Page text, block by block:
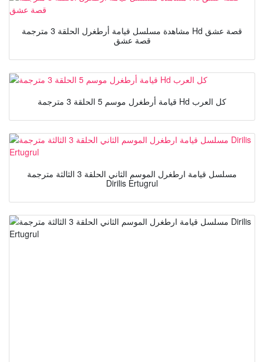
مشاهدة مسلسل قيامة أرطغرل الحلقة 3 مترجمة Hd قصة عشق
قصة عشق
قيامة أرطغرل موسم 5 الحلقة 3 مترجمة Hd كل العرب
مسلسل قيامة ارطغرل الموسم الثاني الحلقة 3 الثالثة مترجمة
Dirilis Ertugrul